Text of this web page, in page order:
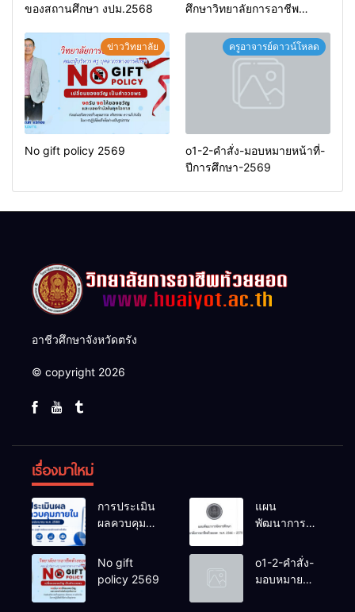
ของสถานศึกษา งปม.2568
ศึกษาวิทยาลัยการอาชีพ
ข่าววิทยาลัย
No gift policy 2569
ครูอาจารย์ดาวน์โหลด
o1-2-คำสั่ง-มอบหมายหน้าที่-
ปีการศึกษา-2569
อาชีวศึกษาจังหวัดตรัง
© copyright 2026
เรื่องมาใหม่
การประเมิน
ผลควบคุม
สถานศึกษา
งปม.2568
แผน
พัฒนาการ
ศึกษาวิทยาลัย
No gift
policy 2569
o1-2-คำสั่ง-
มอบหมาย